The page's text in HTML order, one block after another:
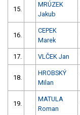
15.
MRÚZEK
Jakub
16.
CEPEK
Marek
17. VLČEK Jan
18.
HROBSKÝ
Milan
19.
MATULA
Roman